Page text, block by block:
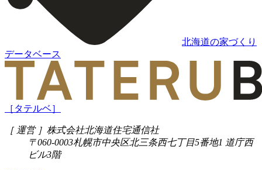
北海道の家づくり
データベース
［タテルベ］
［ 運営 ］ 株式会社北海道住宅通信社
〒060-0003札幌市中央区北三条西七丁目5番地1 道庁西
ビル3階